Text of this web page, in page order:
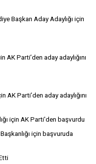
Başkan Aday Adaylığı için
AK Parti’den aday adaylığını
AK Parti’den aday adaylığını
için AK Parti'den başvurdu
için başvuruda